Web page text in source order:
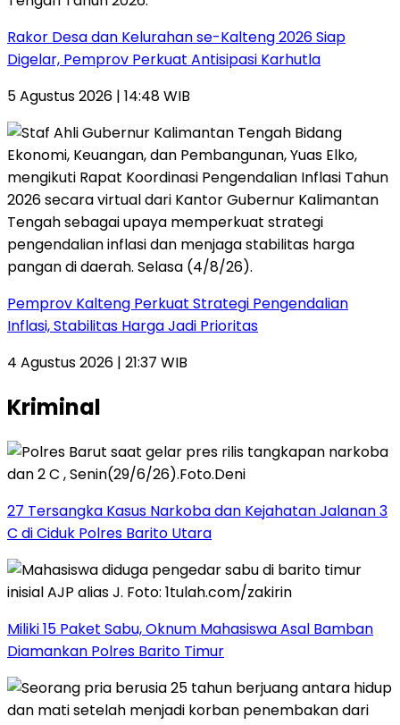
Rakor Desa dan Kelurahan se-Kalteng 2026 Siap
Digelar, Pemprov Perkuat Antisipasi Karhutla
5 Agustus 2026 | 14:48 WIB
Pemprov Kalteng Perkuat Strategi Pengendalian
Inflasi, Stabilitas Harga Jadi Prioritas
4 Agustus 2026 | 21:37 WIB
Kriminal
27 Tersangka Kasus Narkoba dan Kejahatan Jalanan 3
C di Ciduk Polres Barito Utara
Miliki 15 Paket Sabu, Oknum Mahasiswa Asal Bamban
Diamankan Polres Barito Timur